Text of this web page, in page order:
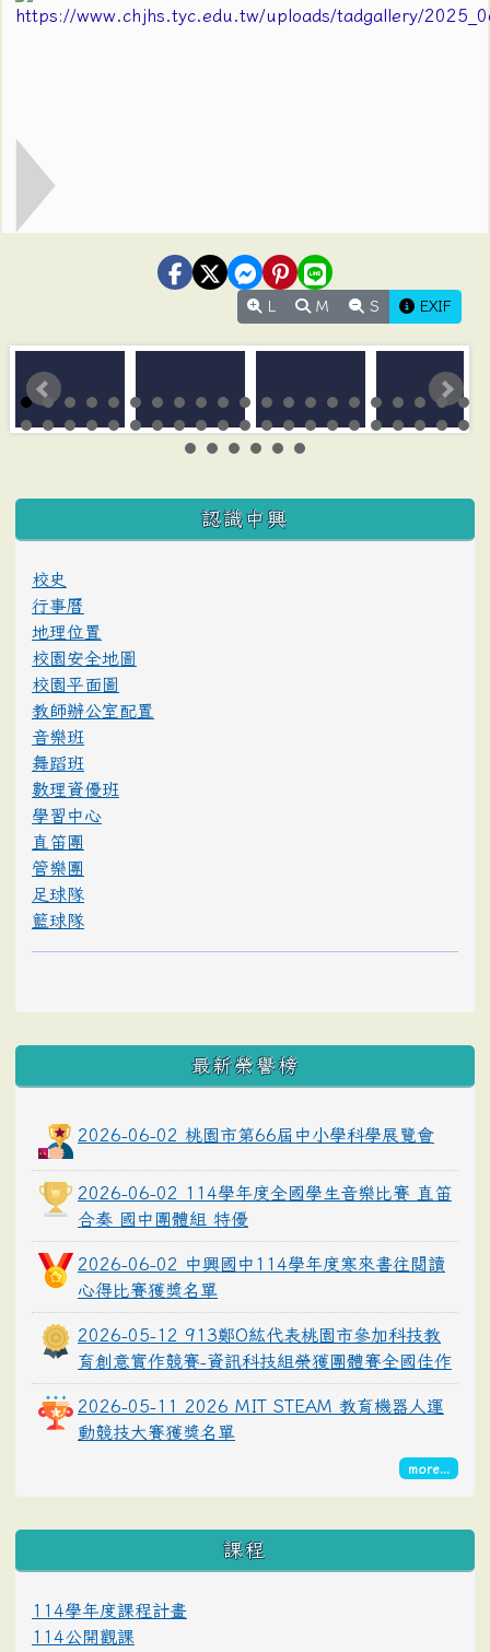
M S EXIF
:::
認識中興
校史
行事曆
地理位置
校園安全地圖
校園平面圖
教師辦公室配置
音樂班
舞蹈班
數理資優班
學習中心
直笛團
管樂團
足球隊
籃球隊
最新榮譽榜
2026-06-02 桃園市第66屆中小學科學展覽會
2026-06-02 114學年度全國學生音樂比賽 直笛
合奏 國中團體組 特優
2026-06-02 中興國中114學年度寒來書往閱讀
心得比賽獲獎名單
2026-05-12 913鄭O紘代表桃園市參加科技教
育創意實作競賽-資訊科技組榮獲團體賽全國佳作
2026-05-11 2026 MIT STEAM 教育機器人運
動競技大賽獲獎名單
more...
課程
114學年度課程計畫
114公開觀課